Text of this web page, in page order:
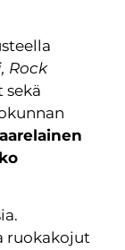
Rock
ruokakojut